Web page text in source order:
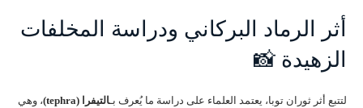
أثر الرماد البركاني ودراسة المخلفات
الزهيدة 📸
لتتبع أثر ثوران توبا، يعتمد العلماء على دراسة ما يُعرف بـالتيفرا (tephra)
، وهي